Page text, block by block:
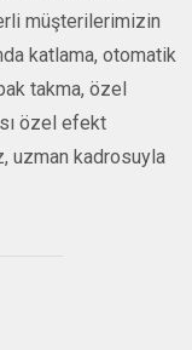
müşterilerimizin
katlama, otomatik
takma, özel
özel efekt
uzman kadrosuyla